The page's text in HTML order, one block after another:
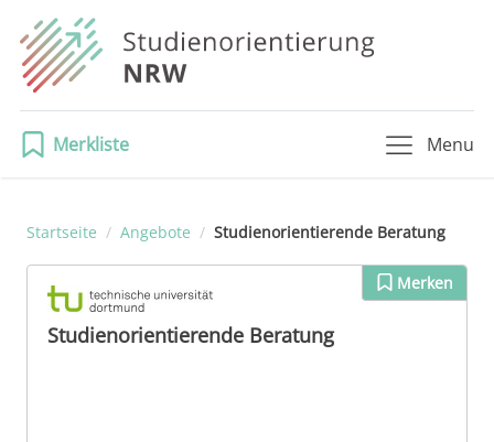
Merkliste Menu
Startseite / Angebote / Studienorientierende Beratung
Merken
Studienorientierende Beratung